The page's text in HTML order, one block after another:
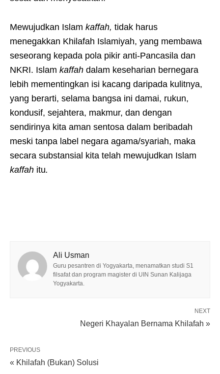
Mewujudkan Islam kaffah, tidak harus
menegakkan Khilafah Islamiyah, yang membawa
seseorang kepada pola pikir anti-Pancasila dan
NKRI. Islam kaffah dalam keseharian bernegara
lebih mementingkan isi kacang daripada kulitnya,
yang berarti, selama bangsa ini damai, rukun,
kondusif, sejahtera, makmur, dan dengan
sendirinya kita aman sentosa dalam beribadah
meski tanpa label negara agama/syariah, maka
secara substansial kita telah mewujudkan Islam
kaffah itu.
Ali Usman
Guru pesantren di Yogyakarta, menamatkan studi S1
filsafat dan program magister di UIN Sunan Kalijaga
Yogyakarta.
NEXT
Negeri Khayalan Bernama Khilafah »
PREVIOUS
« Khilafah (Bukan) Solusi